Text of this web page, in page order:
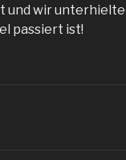
und wir
passiert ist!